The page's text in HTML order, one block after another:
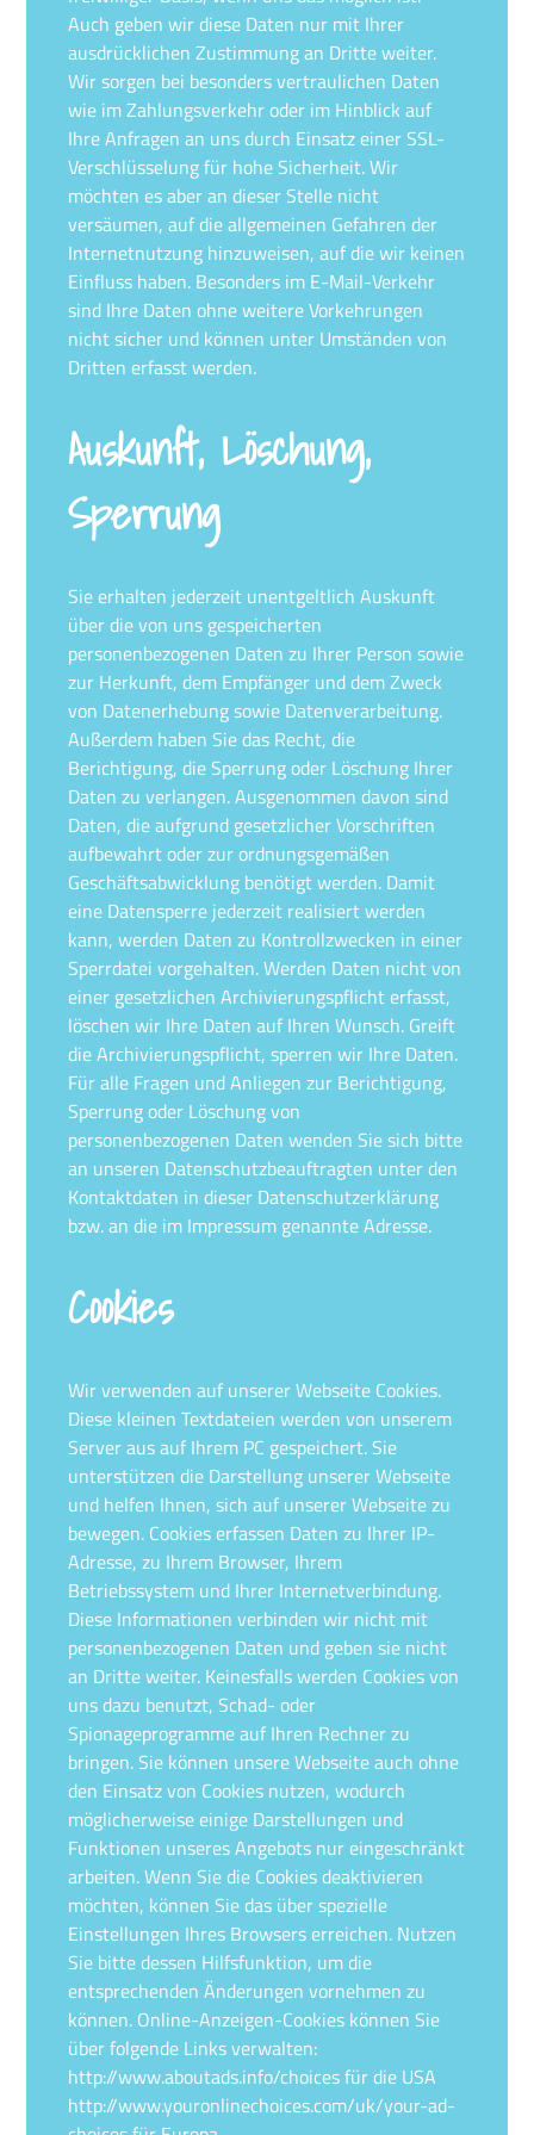
Auch geben wir diese Daten nur mit Ihrer
ausdrücklichen Zustimmung an Dritte weiter.
Wir sorgen bei besonders vertraulichen Daten
wie im Zahlungsverkehr oder im Hinblick auf
Ihre Anfragen an uns durch Einsatz einer SSL-
Verschlüsselung für hohe Sicherheit. Wir
möchten es aber an dieser Stelle nicht
versäumen, auf die allgemeinen Gefahren der
Internetnutzung hinzuweisen, auf die wir keinen
Einfluss haben. Besonders im E-Mail-Verkehr
sind Ihre Daten ohne weitere Vorkehrungen
nicht sicher und können unter Umständen von
Dritten erfasst werden.
Auskunft, Löschung,
Sperrung
Sie erhalten jederzeit unentgeltlich Auskunft
über die von uns gespeicherten
personenbezogenen Daten zu Ihrer Person sowie
zur Herkunft, dem Empfänger und dem Zweck
von Datenerhebung sowie Datenverarbeitung.
Außerdem haben Sie das Recht, die
Berichtigung, die Sperrung oder Löschung Ihrer
Daten zu verlangen. Ausgenommen davon sind
Daten, die aufgrund gesetzlicher Vorschriften
aufbewahrt oder zur ordnungsgemäßen
Geschäftsabwicklung benötigt werden. Damit
eine Datensperre jederzeit realisiert werden
kann, werden Daten zu Kontrollzwecken in einer
Sperrdatei vorgehalten. Werden Daten nicht von
einer gesetzlichen Archivierungspflicht erfasst,
löschen wir Ihre Daten auf Ihren Wunsch. Greift
die Archivierungspflicht, sperren wir Ihre Daten.
Für alle Fragen und Anliegen zur Berichtigung,
Sperrung oder Löschung von
personenbezogenen Daten wenden Sie sich bitte
an unseren Datenschutzbeauftragten unter den
Kontaktdaten in dieser Datenschutzerklärung
bzw. an die im Impressum genannte Adresse.
Cookies
Wir verwenden auf unserer Webseite Cookies.
Diese kleinen Textdateien werden von unserem
Server aus auf Ihrem PC gespeichert. Sie
unterstützen die Darstellung unserer Webseite
und helfen Ihnen, sich auf unserer Webseite zu
bewegen. Cookies erfassen Daten zu Ihrer IP-
Adresse, zu Ihrem Browser, Ihrem
Betriebssystem und Ihrer Internetverbindung.
Diese Informationen verbinden wir nicht mit
personenbezogenen Daten und geben sie nicht
an Dritte weiter. Keinesfalls werden Cookies von
uns dazu benutzt, Schad- oder
Spionageprogramme auf Ihren Rechner zu
bringen. Sie können unsere Webseite auch ohne
den Einsatz von Cookies nutzen, wodurch
möglicherweise einige Darstellungen und
Funktionen unseres Angebots nur eingeschränkt
arbeiten. Wenn Sie die Cookies deaktivieren
möchten, können Sie das über spezielle
Einstellungen Ihres Browsers erreichen. Nutzen
Sie bitte dessen Hilfsfunktion, um die
entsprechenden Änderungen vornehmen zu
können. Online-Anzeigen-Cookies können Sie
über folgende Links verwalten:
http://www.aboutads.info/choices für die USA
http://www.youronlinechoices.com/uk/your-ad-